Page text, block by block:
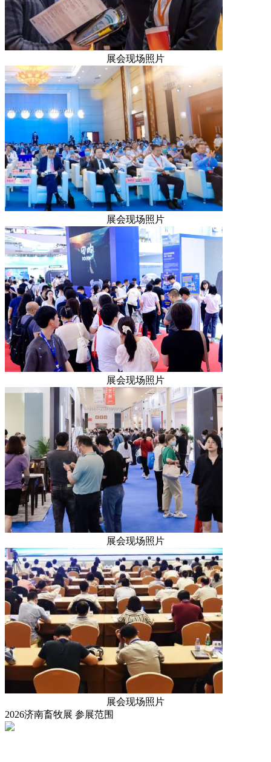
展会现场照片
展会现场照片
展会现场照片
展会现场照片
展会现场照片
2026济南畜牧展 参展范围